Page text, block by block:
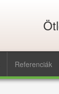
Referenciák